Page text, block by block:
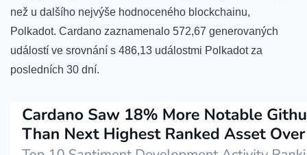
než u dalšího nejvýše hodnoceného blockchainu,
Polkadot. Cardano zaznamenalo 572,67 generovaných
událostí ve srovnání s 486,13 událostmi Polkadot za
posledních 30 dní.